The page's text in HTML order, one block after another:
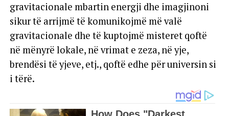
gravitacionale mbartin energji dhe imagjinoni
sikur të arrijmë të komunikojmë më valë
gravitacionale dhe të kuptojmë misteret qoftë
në mënyrë lokale, në vrimat e zeza, në yje,
brendësi të yjeve, etj., qoftë edhe për universin si
i tërë.